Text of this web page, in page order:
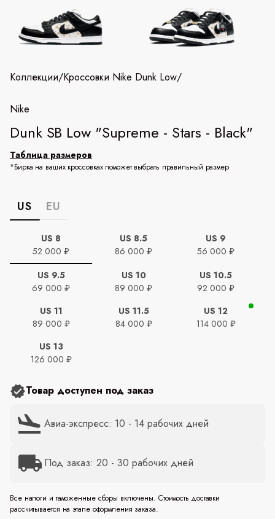
Коллекции/Кроссовки Nike Dunk Low/
Nike
Dunk SB Low "Supreme - Stars - Black"
Таблица размеров
*Бирка на ваших кроссовках поможет выбрать правильный размер
US EU
US 8
52 000 ₽
US 8.5
86 000 ₽
US 9
56 000 ₽
US 9.5
69 000 ₽
US 10
89 000 ₽
US 10.5
92 000 ₽
US 11
89 000 ₽
US 11.5
84 000 ₽
US 12
114 000 ₽
US 13
126 000 ₽
Товар доступен под заказ
Авиа-экспресс: 10 - 14 рабочих дней
Под заказ: 20 - 30 рабочих дней
Все налоги и таможенные сборы включены. Стоимость доставки
рассчитывается на этапе оформления заказа.